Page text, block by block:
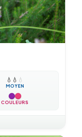
💧 💧 💧
MOYEN
COULEURS